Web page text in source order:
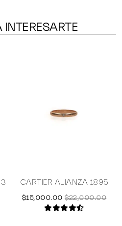
CARTIER ALIANZA 1895
$15,000.00 $22,000.00